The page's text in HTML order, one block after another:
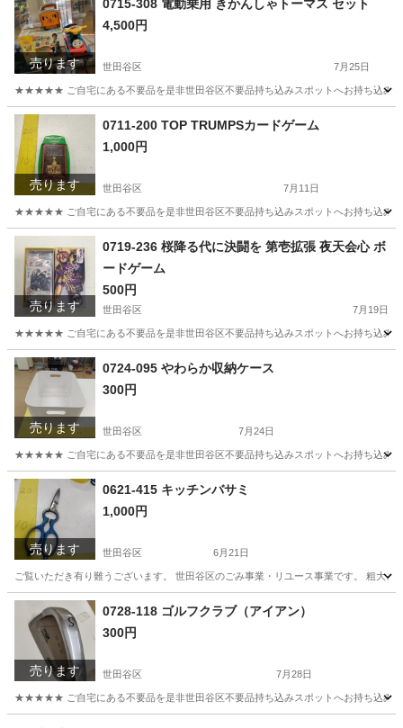
売ります
0715-308 電動乗用 きかんしゃトーマス セット
4,500円
世田谷区 7月25日
★★★★★ ご自宅にある不要品を是非世田谷区不要品持ち込みスポットへお持ち込みし
東京 世田谷区 きかんしゃトーマス
売ります
0711-200 TOP TRUMPSカードゲーム
1,000円
世田谷区 7月11日
★★★★★ ご自宅にある不要品を是非世田谷区不要品持ち込みスポットへお持ち込みし
東京 世田谷区 カードゲーム スポット
売ります
0719-236 桜降る代に決闘を 第壱拡張 夜天会心 ボ
ードゲーム
500円
世田谷区 7月19日
★★★★★ ご自宅にある不要品を是非世田谷区不要品持ち込みスポットへお持ち込みし
東京 世田谷区 ボードゲーム スポット
売ります
0724-095 やわらか収納ケース
300円
世田谷区 7月24日
★★★★★ ご自宅にある不要品を是非世田谷区不要品持ち込みスポットへお持ち込みし
東京 世田谷区 スポット
売ります
0621-415 キッチンバサミ
1,000円
世田谷区 6月21日
ご覧いただき有り難うございます。 世⽥⾕区のごみ事業・リユース事業です。 粗
東京 世田谷区 リユース
売ります
0728-118 ゴルフクラブ（アイアン）
300円
世田谷区 7月28日
★★★★★ ご自宅にある不要品を是非世田谷区不要品持ち込みスポットへお持ち込みし